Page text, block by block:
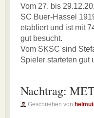
Vom 27. bis
SC Buer-Hassel
etabliert und ist mit
gut besucht.
Vom SKSC sind
Spieler starteten gut
Nachtrag:
Geschrieben von